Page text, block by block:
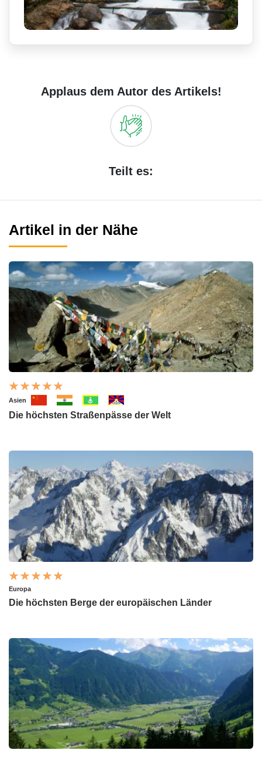
Applaus dem Autor des Artikels!
Teilt es:
Artikel in der Nähe
Asien
Die höchsten Straßenpässe der Welt
Europa
Die höchsten Berge der europäischen Länder